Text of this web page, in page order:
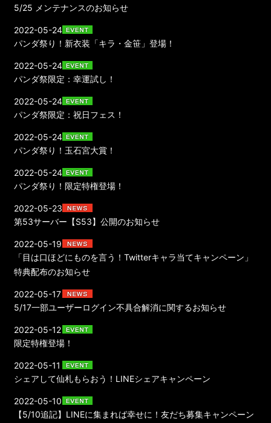
5/25 メンテナンスのお知らせ
パンダ祭り！新衣装「キラ・金笹」登場！
2022-05-24
パンダ祭限定：幸運試し！
2022-05-24
パンダ祭限定：祝日フェス！
2022-05-24
パンダ祭り！玉石宮大賞！
2022-05-24
パンダ祭り！限定特権登場！
2022-05-24
第53サーバー【S53】公開のお知らせ
2022-05-23
「目は口ほどにものを言う！Twitterキャラ当てキャンペーン」
特典配布のお知らせ
2022-05-19
5/17一部ユーザーログイン不具合解消に関するお知らせ
2022-05-17
限定特権登場！
2022-05-12
シェアして仙札もらおう！LINEシェアキャンペーン
2022-05-11
【5/10追記】LINEに集まれば幸せに！友だち募集キャンペーン
2022-05-10